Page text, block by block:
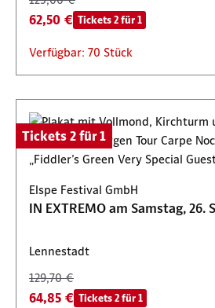
62,50 € Tickets 2 für 1
Verfügbar: 70 Stück
Tickets 2 für 1
Elspe Festival GmbH
IN EXTREMO am Samstag, 26.
Lennestadt
129,70 €
64,85 € Tickets 2 für 1